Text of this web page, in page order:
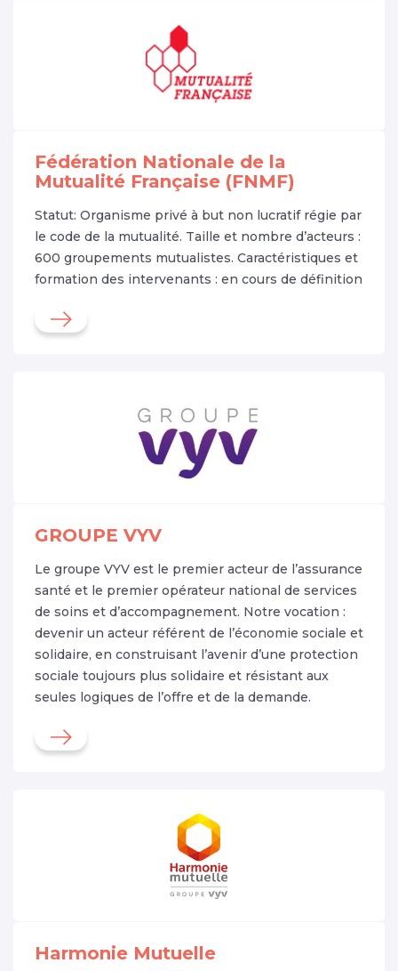
Fédération Nationale de la
Mutualité Française (FNMF)
Statut: Organisme privé à but non lucratif régie par
le code de la mutualité. Taille et nombre d’acteurs :
600 groupements mutualistes. Caractéristiques et
formation des intervenants : en cours de définition
GROUPE VYV
Le groupe VYV est le premier acteur de l’assurance
santé et le premier opérateur national de services
de soins et d’accompagnement. Notre vocation :
devenir un acteur référent de l’économie sociale et
solidaire, en construisant l’avenir d’une protection
sociale toujours plus solidaire et résistant aux
seules logiques de l’offre et de la demande.
Harmonie Mutuelle